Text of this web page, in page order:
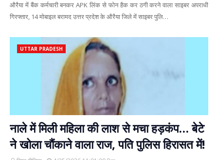
औरैया में बैंक कर्मचारी बनकर APK लिंक से फोन हैक कर ठगी करने वाला साइबर अपराधी
गिरफ्तार, 14 मोबाइल बरामद उत्तर प्रदेश के औरैया जिले में साइबर पुलि…
UTTAR PRADESH
नाले में मिली महिला की लाश से मचा हड़कंप… बेटे
ने खोला चौंकाने वाला राज, पति पुलिस हिरासत में!